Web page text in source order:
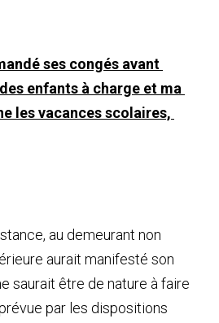
ses congés avant
enfants à charge et ma
les vacances scolaires,
au demeurant non
aurait manifesté son
saurait être de nature à faire
par les dispositions